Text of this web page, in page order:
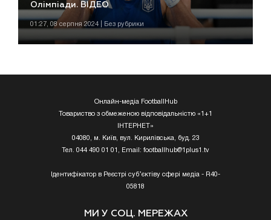
Олімпіади. ВІДЕО
01:27, 08 серпня 2024 | Без рубрики
Онлайн-медіа FootballHub
Товариство з обмеженою відповідальністю «1+1
ІНТЕРНЕТ»
04080, м. Київ, вул. Кирилівська, буд. 23
Тел. 044 490 01 01, Email: footballhub@1plus1.tv
Ідентифікатор в Реєстрі суб’єктіву сфері медіа - R40-
05818
МИ У СОЦ. МЕРЕЖАХ